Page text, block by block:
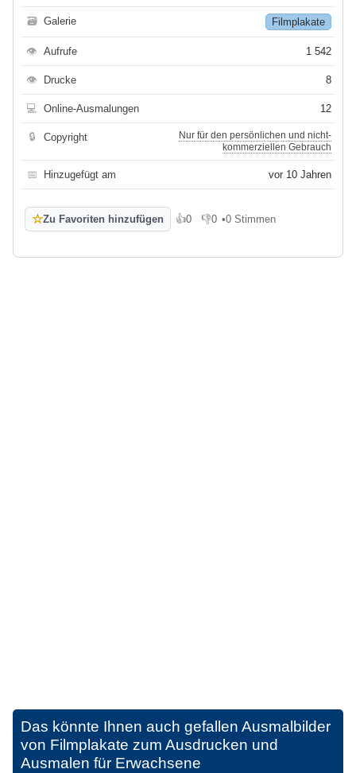
🗃 Galerie Filmplakate
👁 Aufrufe 1 542
👁 Drucke 8
💻 Online-Ausmalungen 12
🔒 Copyright
Nur für den persönlichen und nicht-
kommerziellen Gebrauch
📅 Hinzugefügt am vor 10 Jahren
☆Zu Favoriten hinzufügen 👍0
Gefällt mir
👎0
Gefällt mir nicht
•0 Stimmen
Das könnte Ihnen auch gefallen Ausmalbilder
von Filmplakate zum Ausdrucken und
Ausmalen für Erwachsene